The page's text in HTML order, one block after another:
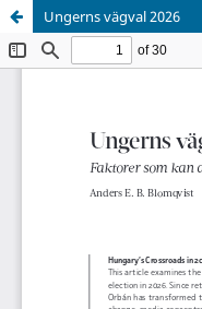
Ungerns vägval 2026